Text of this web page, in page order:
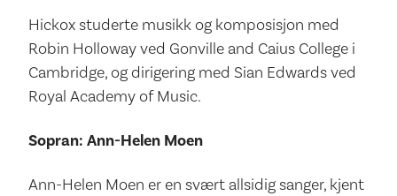
Hickox studerte musikk og komposisjon med
Robin Holloway ved Gonville and Caius College i
Cambridge, og dirigering med Sian Edwards ved
Royal Academy of Music.
Sopran: Ann-Helen Moen
Ann-Helen Moen er en svært allsidig sanger, kjent